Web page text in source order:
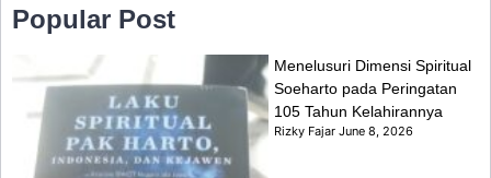
Popular Post
Menelusuri Dimensi Spiritual
Soeharto pada Peringatan
105 Tahun Kelahirannya
Rizky FajarJune 8, 2026